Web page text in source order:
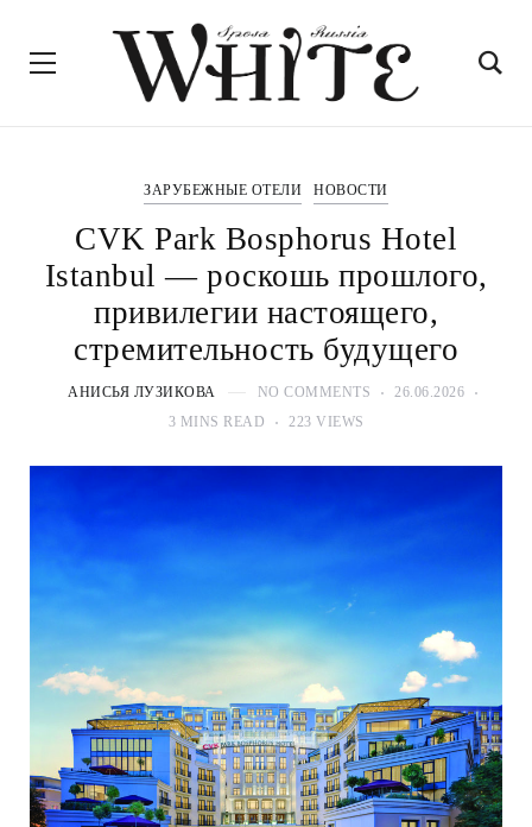
ЗАРУБЕЖНЫЕ ОТЕЛИ НОВОСТИ
CVK Park Bosphorus Hotel
Istanbul — роскошь прошлого,
привилегии настоящего,
стремительность будущего
АНИСЬЯ ЛУЗИКОВА NO COMMENTS
26.06.2026
3 MINS READ
223 VIEWS